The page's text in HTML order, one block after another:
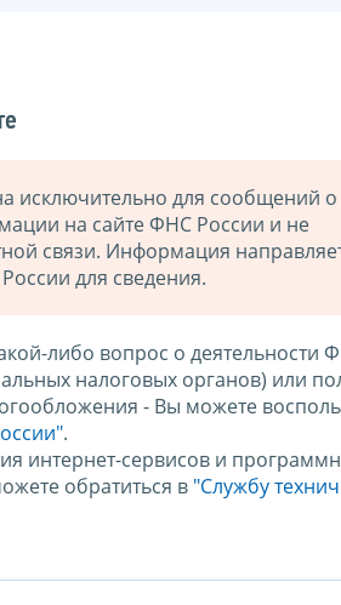
исключительно для сообщений о
на сайте ФНС России и не
связи. Информация
для сведения.
либо вопрос о деятельности
налоговых органов) или
- Вы можете
.
интернет-сервисов и
обратиться в "Службу